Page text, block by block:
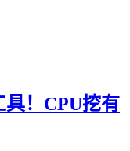
！CPU挖有